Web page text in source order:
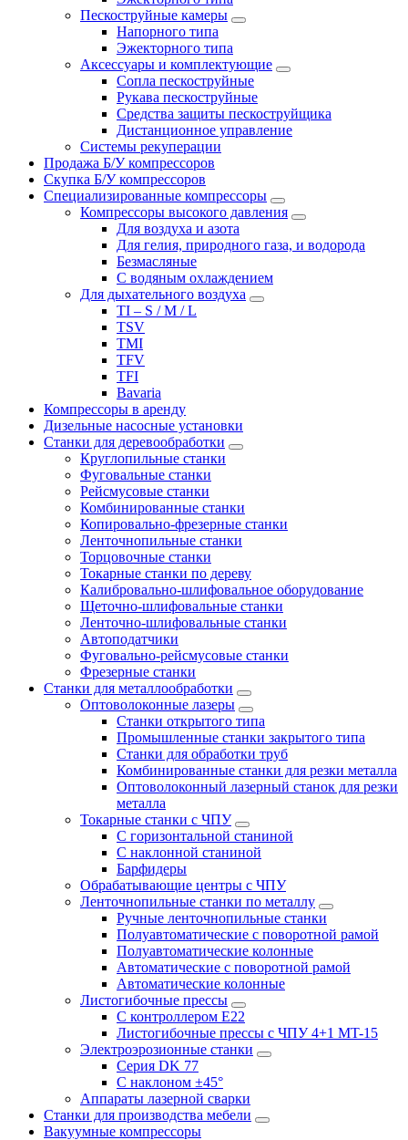
Пескоструйные камеры
Напорного типа
Эжекторного типа
Аксессуары и комплектующие
Сопла пескоструйные
Рукава пескоструйные
Средства защиты пескоструйщика
Дистанционное управление
Системы рекуперации
Продажа Б/У компрессоров
Скупка Б/У компрессоров
Специализированные компрессоры
Компрессоры высокого давления
Для воздуха и азота
Для гелия, природного газа, и водорода
Безмасляные
С водяным охлаждением
Для дыхательного воздуха
TI – S / M / L
TSV
TMI
TFV
TFI
Bavaria
Компрессоры в аренду
Дизельные насосные установки
Станки для деревообработки
Круглопильные станки
Фуговальные станки
Рейсмусовые станки
Комбинированные станки
Копировально-фрезерные станки
Ленточнопильные станки
Торцовочные станки
Токарные станки по дереву
Калибровально-шлифовальное оборудование
Щеточно-шлифовальные станки
Ленточно-шлифовальные станки
Автоподатчики
Фуговально-рейсмусовые станки
Фрезерные станки
Станки для металлообработки
Оптоволоконные лазеры
Станки открытого типа
Промышленные станки закрытого типа
Станки для обработки труб
Комбинированные станки для резки металла
Оптоволоконный лазерный станок для резки
металла
Токарные станки с ЧПУ
С горизонтальной станиной
С наклонной станиной
Барфидеры
Обрабатывающие центры с ЧПУ
Ленточнопильные станки по металлу
Ручные ленточнопильные станки
Полуавтоматические с поворотной рамой
Полуавтоматические колонные
Автоматические с поворотной рамой
Автоматические колонные
Листогибочные прессы
С контроллером E22
Листогибочные прессы с ЧПУ 4+1 MT-15
Электроэрозионные станки
Серия DK 77
С наклоном ±45°
Аппараты лазерной сварки
Станки для производства мебели
Вакуумные компрессоры